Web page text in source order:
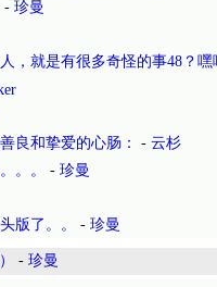
- 珍曼
，就是有很多奇怪的事48？嘿
良和挚爱的心肠：
- 云杉
。。
- 珍曼
版了。。
- 珍曼
- 珍曼